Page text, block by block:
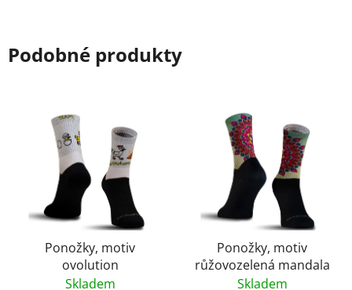
Podobné produkty
Ponožky, motiv
ovolution
Skladem
Ponožky, motiv
růžovozelená mandala
Skladem